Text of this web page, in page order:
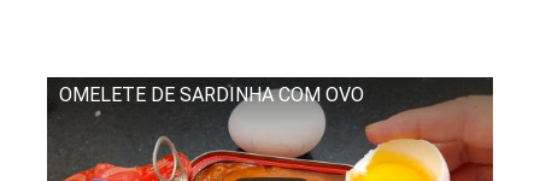
OMELETE DE SARDINHA COM OVO